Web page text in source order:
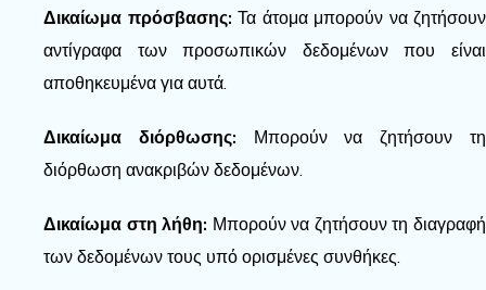
Δικαίωμα πρόσβασης: Τα άτομα μπορούν να ζητήσουν
αντίγραφα των προσωπικών δεδομένων που είναι
αποθηκευμένα για αυτά.
Δικαίωμα διόρθωσης: Μπορούν να ζητήσουν τη
διόρθωση ανακριβών δεδομένων.
Δικαίωμα στη λήθη: Μπορούν να ζητήσουν τη διαγραφή
των δεδομένων τους υπό ορισμένες συνθήκες.